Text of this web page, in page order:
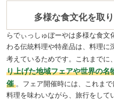
多様な食文化を取
らでぃっしゅぼーやは多様な食
わる伝統料理や特産品は、料理に
考えているためです。これまでに
り上げた地域フェアや世界の名
催 。フェア開催時には、これま
料理を味わいながら、旅行をして